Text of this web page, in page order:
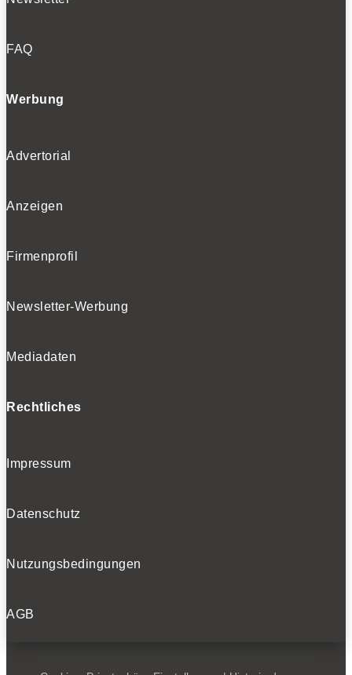
FAQ
Werbung
Advertorial
Anzeigen
Firmenprofil
Newsletter-Werbung
Mediadaten
Rechtliches
Impressum
Datenschutz
Nutzungsbedingungen
AGB